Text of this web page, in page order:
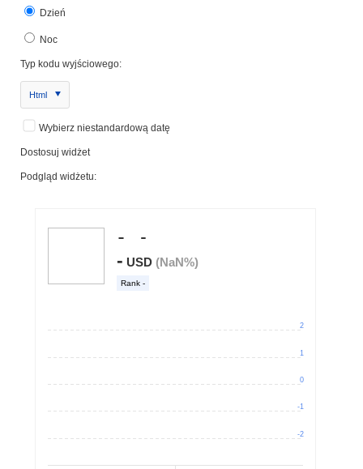
Dzień
Noc
Typ kodu wyjściowego:
Html
Wybierz niestandardową datę
Dostosuj widżet
Podgląd widżetu: